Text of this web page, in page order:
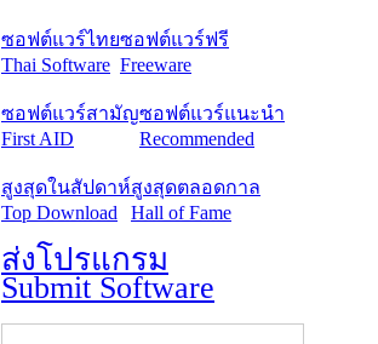
ซอฟต์แวร์ไทย
Thai Software
ซอฟต์แวร์ฟรี
Freeware
ซอฟต์แวร์สามัญ
First AID
ซอฟต์แวร์แนะนำ
Recommended
สูงสุดในสัปดาห์
Top Download
สูงสุดตลอดกาล
Hall of Fame
ส่งโปรแกรม
Submit Software